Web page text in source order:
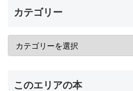
カテゴリー
このエリアの本